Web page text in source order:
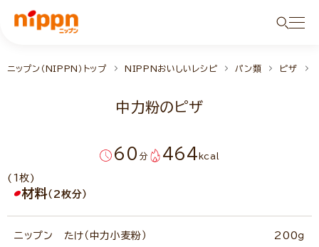
ニップン（NIPPN）トップ NIPPNおいしいレシピ パン類 ピザ
中力粉のピザ
60 分 464 kcal
(1枚)
材料（2枚分）
ニップン たけ（中力小麦粉） 200ｇ